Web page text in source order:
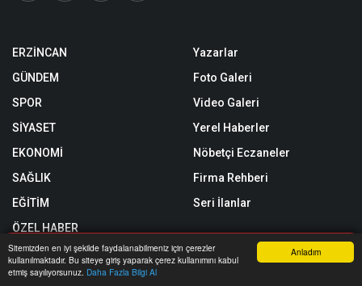
Anladım
Sitemizden en iyi şekilde faydalanabilmeniz için çerezler
kullanılmaktadır. Bu siteye giriş yaparak çerez kullanımını kabul
etmiş sayılıyorsunuz. Daha Fazla Bilgi Al
ERZİNCAN
GÜNDEM
SPOR
SİYASET
EKONOMİ
SAĞLIK
EĞİTİM
ÖZEL HABER
SİZİNLE BAŞBAŞA
Yazarlar
Foto Galeri
Video Galeri
Yerel Haberler
Nöbetçi Eczaneler
Firma Rehberi
Seri İlanlar
Anasayfa Yazarlar Haber Ara İhbar Hattı Menu